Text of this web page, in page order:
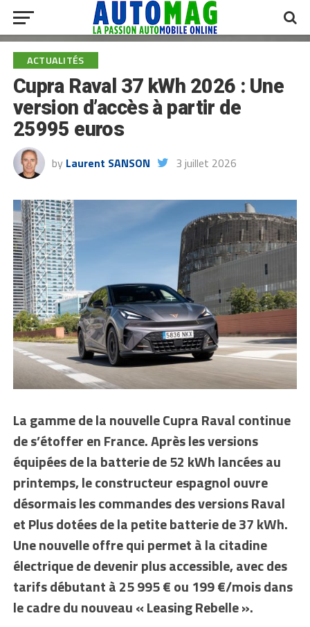
ACTUALITÉS
Cupra Raval 37 kWh 2026 : Une
version d’accès à partir de
25995 euros
by Laurent SANSON 3 juillet 2026
La gamme de la nouvelle Cupra Raval continue
de s’étoffer en France. Après les versions
équipées de la batterie de 52 kWh lancées au
printemps, le constructeur espagnol ouvre
désormais les commandes des versions Raval
et Plus dotées de la petite batterie de 37 kWh.
Une nouvelle offre qui permet à la citadine
électrique de devenir plus accessible, avec des
tarifs débutant à 25 995 € ou 199 €/mois dans
le cadre du nouveau « Leasing Rebelle ».